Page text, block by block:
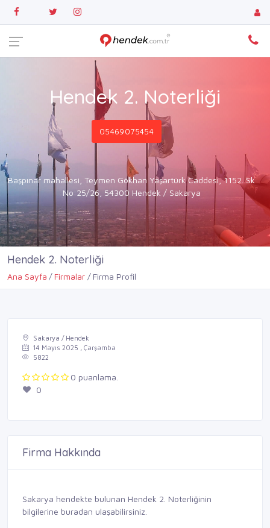
Hendek 2. Noterliği
05469075454
Başpınar mahallesi, Teymen Gökhan Yaşartürk Caddesi, 1152. Sk
No:25/26, 54300 Hendek / Sakarya
Hendek 2. Noterliği
Ana Sayfa Firmalar Firma Profil
Sakarya / Hendek
14 Mayıs 2025 , Çarşamba
5822
0 puanlama.
0
Firma Hakkında
Sakarya hendekte bulunan Hendek 2. Noterliğinin
bilgilerine buradan ulaşabilirsiniz.